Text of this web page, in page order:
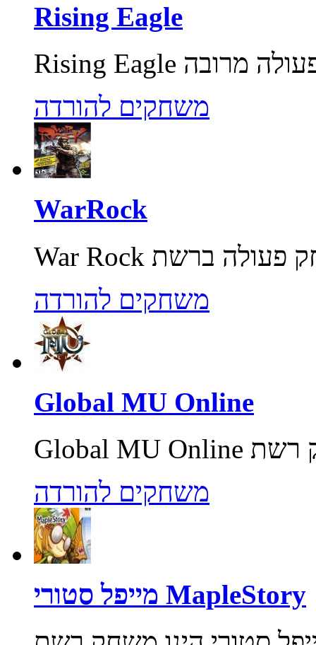
Rising Eagle
משחקים להורדה
WarRock
משחקים להורדה
Global MU Online
משחקים להורדה
מייפל סטורי MapleStory